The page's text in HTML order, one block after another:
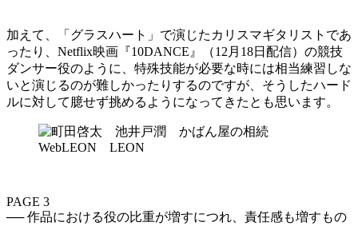
加えて、「グラスハート」で演じたカリスマギタリストであ
ったり、Netflix映画『10DANCE』（12月18日配信）の競技
ダンサー役のように、特殊技能が必要な時には相当練習しな
いと演じるのが難しかったりするのですが、そうしたハード
ルに対して臆せず挑めるようになってきたとも思います。
PAGE 3
── 作品における役の比重が増すにつれ、責任感も増すもの